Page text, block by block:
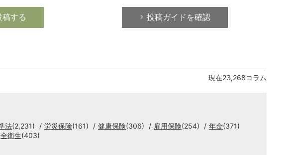
稿する 投稿ガイドを確認
現在23,268コラム
法(2,231) 労災保険(161) 健康保険(306) 雇用保険(254) 年金(371)
衛生(403)